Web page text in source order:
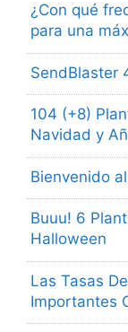
¿Con qué
para una
SendBlaster
104 (+8)
Navidad y
Bienvenido
Buuu! 6
Halloween
Las Tasas
Importantes